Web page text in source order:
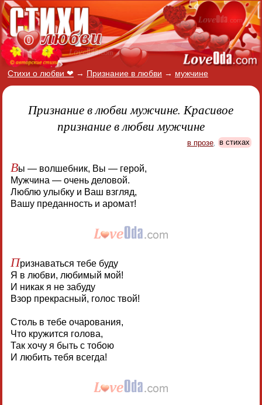
Стихи о любви ❤ → Признание в любви → мужчине
Признание в любви мужчине. Красивое
признание в любви мужчине
в прозе, в стихах
Вы — волшебник, Вы — герой,
Мужчина — очень деловой.
Люблю улыбку и Ваш взгляд,
Вашу преданность и аромат!
Признаваться тебе буду
Я в любви, любимый мой!
И никак я не забуду
Взор прекрасный, голос твой!
Столь в тебе очарования,
Что кружится голова,
Так хочу я быть с тобою
И любить тебя всегда!